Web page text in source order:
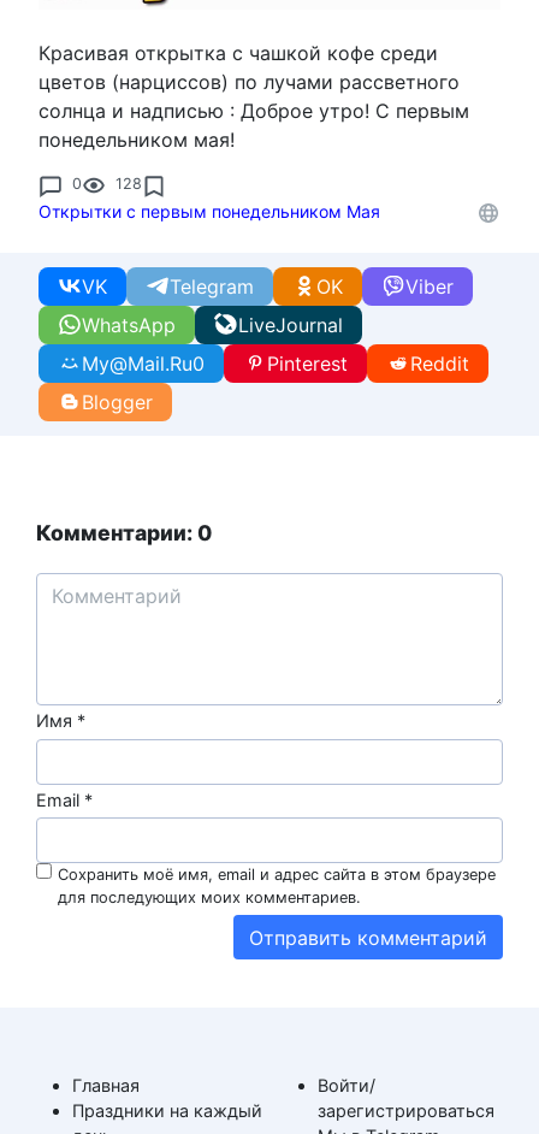
Красивая открытка с чашкой кофе среди
цветов (нарциссов) по лучами рассветного
солнца и надписью : Доброе утро! С первым
понедельником мая!
0 128
Открытки с первым понедельником Мая
WhatsApp
VK Telegram Viber
OK
LiveJournal
My@Mail.Ru0 Pinterest
Reddit
Blogger
Комментарии: 0
Имя *
Email *
Сохранить моё имя, email и адрес сайта в этом браузере
для последующих моих комментариев.
Главная
Праздники на каждый
Войти/
зарегистрироваться